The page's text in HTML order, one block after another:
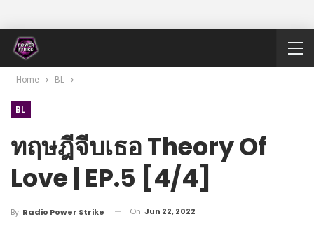
Home BL
BL
ทฤษฎีจีบเธอ Theory Of
Love | EP.5 [4/4]
By Radio Power Strike On Jun 22, 2022